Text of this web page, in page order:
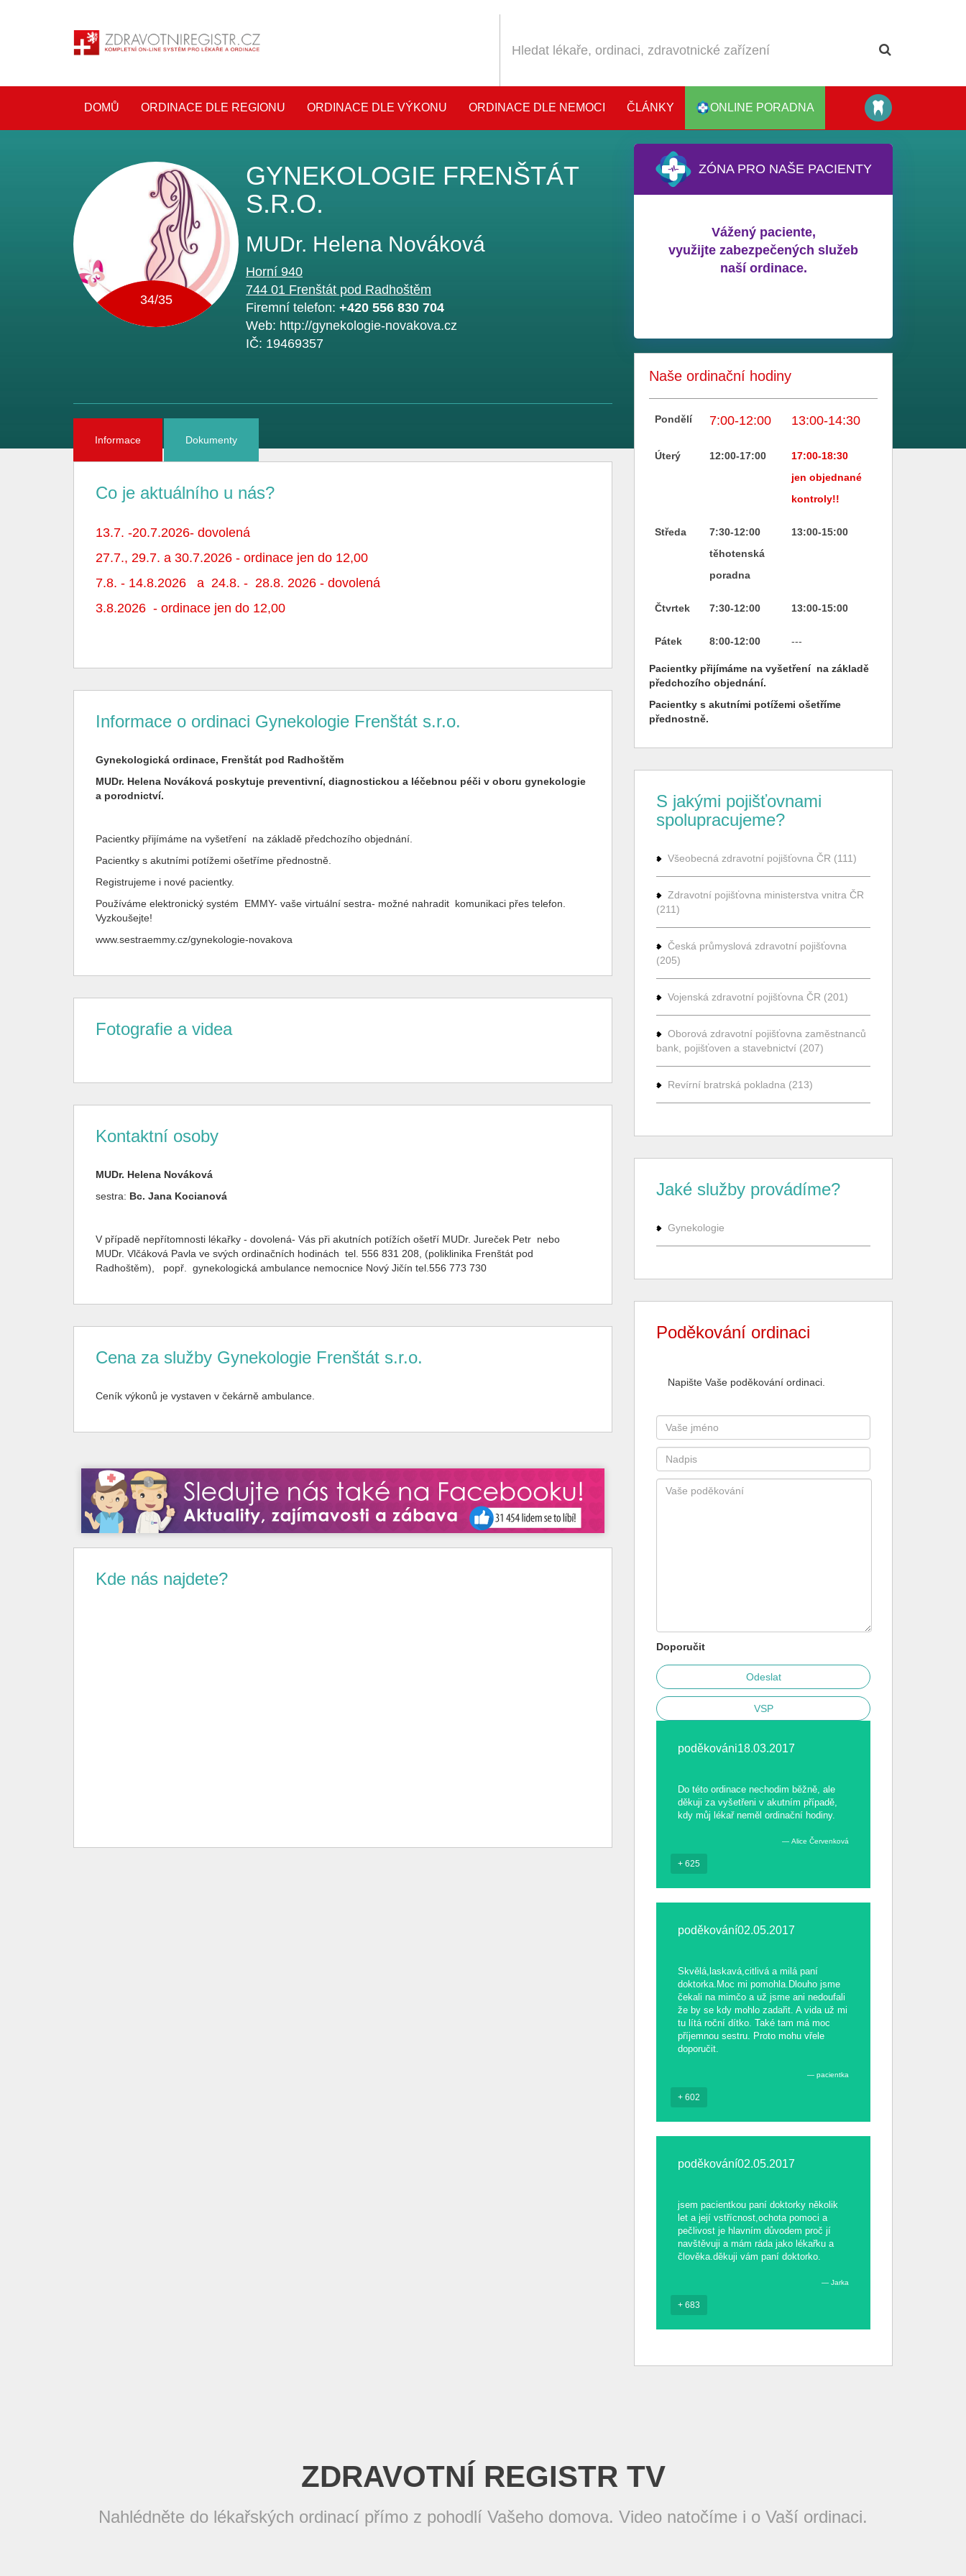
DOMŮ ORDINACE DLE REGIONU ORDINACE DLE VÝKONU ORDINACE DLE NEMOCI ČLÁNKY ONLINE PORADNA
34/35
GYNEKOLOGIE FRENŠTÁT
S.R.O.
MUDr. Helena Nováková
Horní 940
744 01 Frenštát pod Radhoštěm
Firemní telefon: +420 556 830 704
Web: http://gynekologie-novakova.cz
IČ: 19469357
Informace Dokumenty
Co je aktuálního u nás?
13.7. -20.7.2026- dovolená
27.7., 29.7. a 30.7.2026 - ordinace jen do 12,00
7.8. - 14.8.2026 a 24.8. - 28.8. 2026 - dovolená
3.8.2026 - ordinace jen do 12,00
Informace o ordinaci Gynekologie Frenštát s.r.o.
Gynekologická ordinace, Frenštát pod Radhoštěm
MUDr. Helena Nováková poskytuje preventivní, diagnostickou a léčebnou péči v oboru gynekologie
a porodnictví.
Pacientky přijímáme na vyšetření na základě předchozího objednání.
Pacientky s akutními potížemi ošetříme přednostně.
Registrujeme i nové pacientky.
Používáme elektronický systém EMMY- vaše virtuální sestra- možné nahradit komunikaci přes telefon.
Vyzkoušejte!
www.sestraemmy.cz/gynekologie-novakova
Fotografie a videa
Kontaktní osoby
MUDr. Helena Nováková
sestra: Bc. Jana Kocianová
V případě nepřítomnosti lékařky - dovolená- Vás při akutních potížích ošetří MUDr. Jureček Petr nebo
MUDr. Vlčáková Pavla ve svých ordinačních hodinách tel. 556 831 208, (poliklinika Frenštát pod
Radhoštěm), popř. gynekologická ambulance nemocnice Nový Jičín tel.556 773 730
Cena za služby Gynekologie Frenštát s.r.o.
Ceník výkonů je vystaven v čekárně ambulance.
Kde nás najdete?
ZÓNA PRO NAŠE PACIENTY
Vážený paciente,
využijte zabezpečených služeb
naší ordinace.
Naše ordinační hodiny
Pondělí 7:00-12:00 13:00-14:30
Úterý 12:00-17:00
17:00-18:30
jen objednané
kontroly!!
Středa
7:30-12:00
těhotenská
poradna
13:00-15:00
Čtvrtek 7:30-12:00 13:00-15:00
Pátek 8:00-12:00 ---
Pacientky přijímáme na vyšetření na základě
předchozího objednání.
Pacientky s akutními potížemi ošetříme
přednostně.
S jakými pojišťovnami
spolupracujeme?
Všeobecná zdravotní pojišťovna ČR (111)
Zdravotní pojišťovna ministerstva vnitra ČR
(211)
Česká průmyslová zdravotní pojišťovna
(205)
Vojenská zdravotní pojišťovna ČR (201)
Oborová zdravotní pojišťovna zaměstnanců
bank, pojišťoven a stavebnictví (207)
Revírní bratrská pokladna (213)
Jaké služby provádíme?
Gynekologie
Poděkování ordinaci
Napište Vaše poděkování ordinaci.
Doporučit
VSP
poděkováni18.03.2017
Do této ordinace nechodim běžně, ale
děkuji za vyšetřeni v akutním případě,
kdy můj lékař neměl ordinační hodiny.
Alice Červenková
+ 625
poděkování02.05.2017
Skvělá,laskavá,citlivá a milá paní
doktorka.Moc mi pomohla.Dlouho jsme
čekali na mimčo a už jsme ani nedoufali
že by se kdy mohlo zadařit. A vida už mi
tu lítá roční dítko. Také tam má moc
příjemnou sestru. Proto mohu vřele
doporučit.
pacientka
+ 602
poděkování02.05.2017
jsem pacientkou paní doktorky několik
let a její vstřícnost,ochota pomoci a
pečlivost je hlavním důvodem proč jí
navštěvuji a mám ráda jako lékařku a
člověka.děkuji vám paní doktorko.
Jarka
+ 683
ZDRAVOTNÍ REGISTR TV
Nahlédněte do lékařských ordinací přímo z pohodlí Vašeho domova. Video natočíme i o Vaší ordinaci.